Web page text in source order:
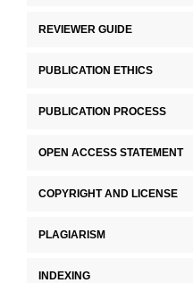
REVIEWER GUIDE
PUBLICATION ETHICS
PUBLICATION PROCESS
OPEN ACCESS STATEMENT
COPYRIGHT AND LICENSE
PLAGIARISM
INDEXING